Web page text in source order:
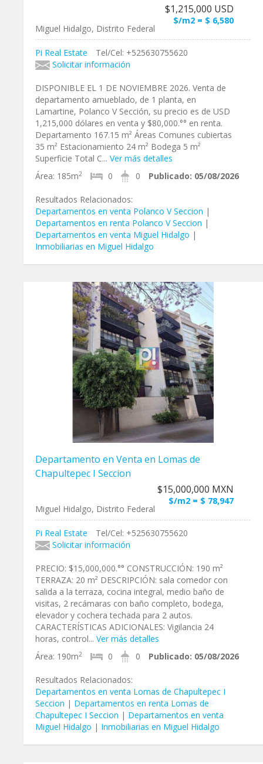
$1,215,000 USD
$/m2 = $ 6,580
Miguel Hidalgo, Distrito Federal
Pi Real Estate
Tel/Cel: +525630755620
Solicitar información
DISPONIBLE EL 1 DE NOVIEMBRE 2026. Venta de
departamento amueblado, de 1 planta, en
Lamartine, Polanco V Sección, su precio es de USD
1,215,000 dólares en venta y $80,000.°° en renta.
Departamento 167.15 m² Áreas Comunes cubiertas
35 m² Estacionamiento 24 m² Bodega 5 m²
Superficie Total C... Ver más detalles
Área: 185m2 0 0 Publicado: 05/08/2026
Resultados Relacionados:
Departamentos en venta Polanco V Seccion |
Departamentos en renta Polanco V Seccion |
Departamentos en venta Miguel Hidalgo |
Inmobiliarias en Miguel Hidalgo
Departamento en Venta en Lomas de
Chapultepec I Seccion
$15,000,000 MXN
$/m2 = $ 78,947
Miguel Hidalgo, Distrito Federal
Pi Real Estate
Tel/Cel: +525630755620
Solicitar información
PRECIO: $15,000,000.°° CONSTRUCCIÓN: 190 m²
TERRAZA: 20 m² DESCRIPCIÓN: sala comedor con
salida a la terraza, cocina integral, medio baño de
visitas, 2 recámaras con baño completo, bodega,
elevador y cochera techada para 2 autos.
CARACTERÍSTICAS ADICIONALES: Vigilancia 24
horas, control... Ver más detalles
Área: 190m2 0 0 Publicado: 05/08/2026
Resultados Relacionados:
Departamentos en venta Lomas de Chapultepec I
Seccion | Departamentos en renta Lomas de
Chapultepec I Seccion | Departamentos en venta
Miguel Hidalgo | Inmobiliarias en Miguel Hidalgo